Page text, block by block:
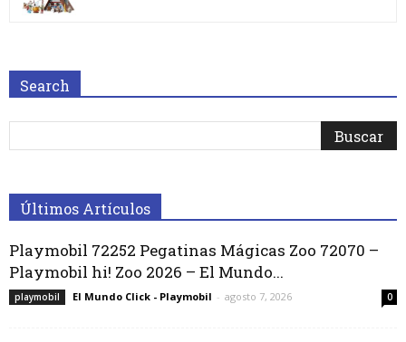
Search
Últimos Artículos
Playmobil 72252 Pegatinas Mágicas Zoo 72070 –
Playmobil hi! Zoo 2026 – El Mundo...
playmobil El Mundo Click - Playmobil - agosto 7, 2026 0